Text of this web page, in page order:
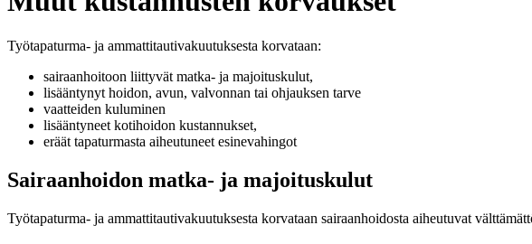
Työtapaturma- ja ammattitautivakuutuksesta korvataan:
sairaanhoitoon liittyvät matka- ja majoituskulut,
lisääntynyt hoidon, avun, valvonnan tai ohjauksen tarve
vaatteiden kuluminen
lisääntyneet kotihoidon kustannukset,
eräät tapaturmasta aiheutuneet esinevahingot
Sairaanhoidon matka- ja majoituskulut
Työtapaturma- ja ammattitautivakuutuksesta korvataan sairaanhoidosta aiheutuvat